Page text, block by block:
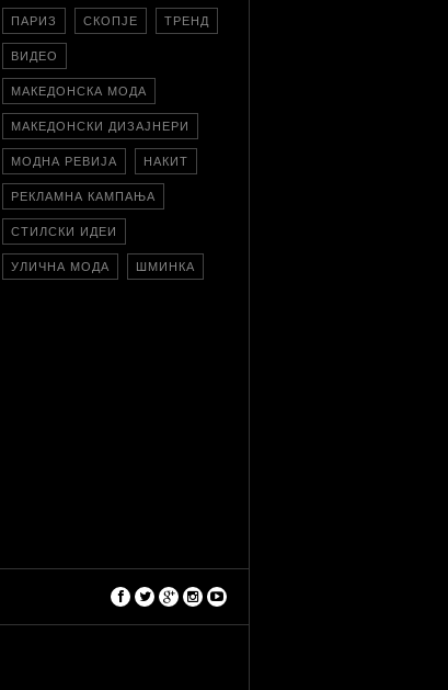
ПАРИЗ СКОПЈЕ ТРЕНД
ВИДЕО
МАКЕДОНСКА МОДА
МАКЕДОНСКИ ДИЗАЈНЕРИ
МОДНА РЕВИЈА НАКИТ
РЕКЛАМНА КАМПАЊА
СТИЛСКИ ИДЕИ
УЛИЧНА МОДА ШМИНКА